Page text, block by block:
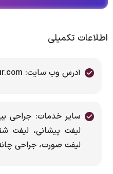
اطلاعات تکمیلی
آدرس وب سایت: www.rajabpur.com
سایر خدمات: جراحی
لیفت پیشانی، لیفت
لیفت صورت، جراحی